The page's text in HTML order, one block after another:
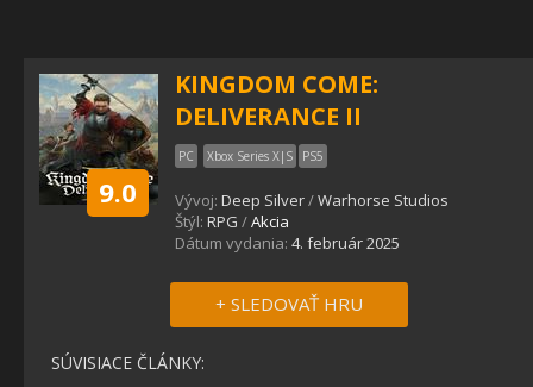
9.0
KINGDOM COME:
DELIVERANCE II
PC Xbox Series X|S PS5
Vývoj: Deep Silver/Warhorse Studios
Štýl: RPG /Akcia
Dátum vydania: 4. február 2025
+ SLEDOVAŤ HRU
SÚVISIACE ČLÁNKY: